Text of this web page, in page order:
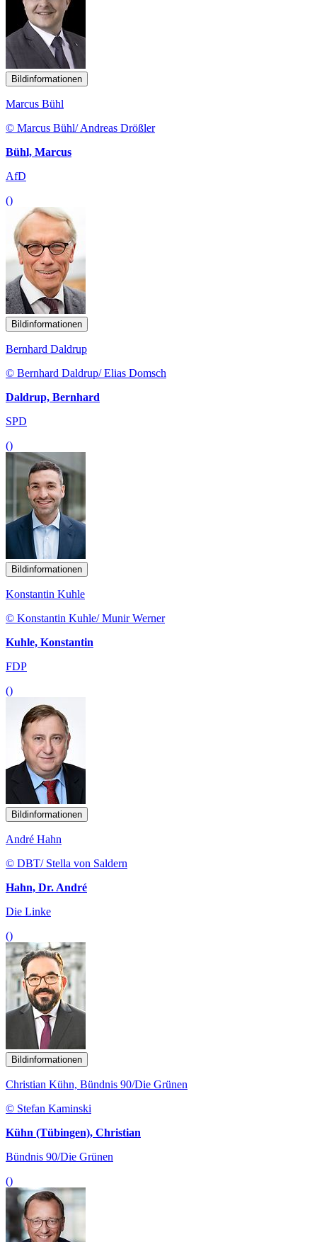
Bildinformationen
Marcus Bühl
© Marcus Bühl/ Andreas Drößler
Bühl, Marcus
AfD
()
Bildinformationen
Bernhard Daldrup
© Bernhard Daldrup/ Elias Domsch
Daldrup, Bernhard
SPD
()
Bildinformationen
Konstantin Kuhle
© Konstantin Kuhle/ Munir Werner
Kuhle, Konstantin
FDP
()
Bildinformationen
André Hahn
© DBT/ Stella von Saldern
Hahn, Dr. André
Die Linke
()
Bildinformationen
Christian Kühn, Bündnis 90/Die Grünen
© Stefan Kaminski
Kühn (Tübingen), Christian
Bündnis 90/Die Grünen
()